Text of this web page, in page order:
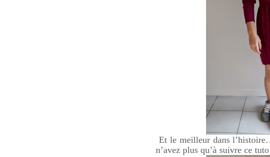
Et le meilleur dans
n’avez plus qu’à suivre ce